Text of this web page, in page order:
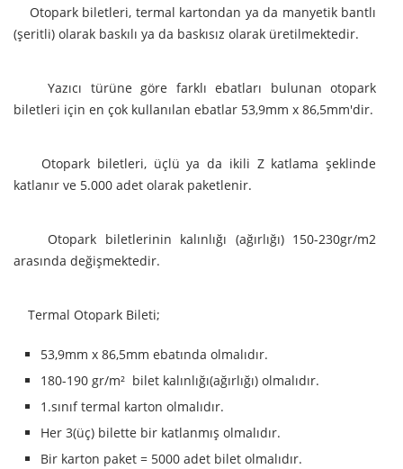
Otopark biletleri, termal kartondan ya da manyetik bantlı
(şeritli) olarak baskılı ya da baskısız olarak üretilmektedir.
Yazıcı türüne göre farklı ebatları bulunan otopark
biletleri için en çok kullanılan ebatlar 53,9mm x 86,5mm'dir.
Otopark biletleri, üçlü ya da ikili Z katlama şeklinde
katlanır ve 5.000 adet olarak paketlenir.
Otopark biletlerinin kalınlığı (ağırlığı) 150-230gr/m2
arasında değişmektedir.
Termal Otopark Bileti;
53,9mm x 86,5mm ebatında olmalıdır.
180-190 gr/m² bilet kalınlığı(ağırlığı) olmalıdır.
1.sınıf termal karton olmalıdır.
Her 3(üç) bilette bir katlanmış olmalıdır.
Bir karton paket = 5000 adet bilet olmalıdır.